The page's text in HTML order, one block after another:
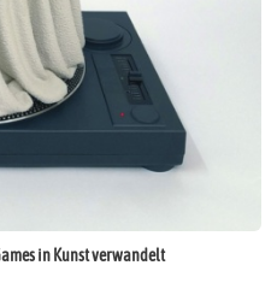
in Kunst verwandelt